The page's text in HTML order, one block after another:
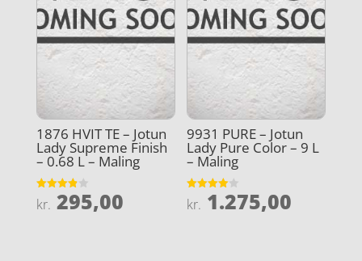
1876 HVIT TE – Jotun
Lady Supreme Finish
– 0.68 L – Maling
Vurderet
3.9
kr. 295,00
9931 PURE – Jotun
Lady Pure Color – 9 L
– Maling
Vurderet
4
kr. 1.275,00